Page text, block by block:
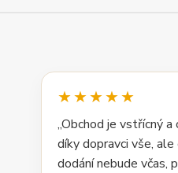
★★★★★
„Obchod je vstřícný
díky dopravci vše,
dodání nebude včas,